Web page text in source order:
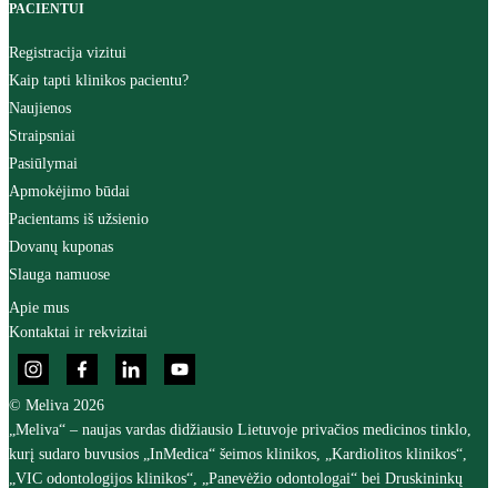
PACIENTUI
Registracija vizitui
Kaip tapti klinikos pacientu?
Naujienos
Straipsniai
Pasiūlymai
Apmokėjimo būdai
Pacientams iš užsienio
Dovanų kuponas
Slauga namuose
Apie mus
Kontaktai ir rekvizitai
© Meliva 2026
„Meliva“ – naujas vardas didžiausio Lietuvoje privačios medicinos tinklo,
kurį sudaro buvusios „InMedica“ šeimos klinikos, „Kardiolitos klinikos“,
„VIC odontologijos klinikos“, „Panevėžio odontologai“ bei Druskininkų